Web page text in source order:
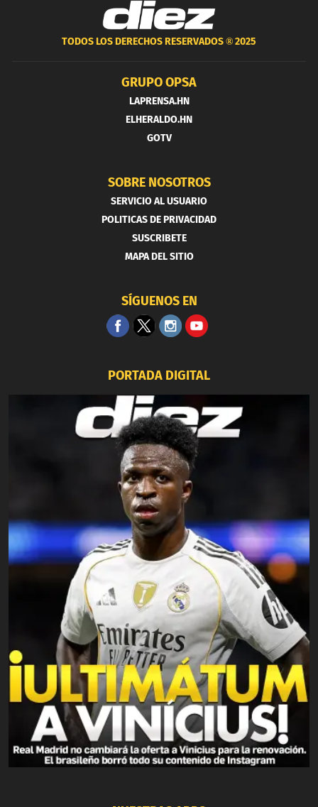
TODOS LOS DERECHOS RESERVADOS ®2025
GRUPO OPSA
LAPRENSA.HN
ELHERALDO.HN
GOTV
SOBRE NOSOTROS
SERVICIO AL USUARIO
POLITICAS DE PRIVACIDAD
SUSCRIBETE
MAPA DEL SITIO
SÍGUENOS EN
PORTADA DIGITAL